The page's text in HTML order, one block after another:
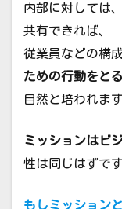
内部に対しては
共有できれば、
従業員などの構
ための行動をとる
自然と培われます
ミッションはビ
性は同じはずです
もしミッション